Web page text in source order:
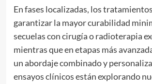
En fases localizadas, los
garantizar la mayor curabilidad
secuelas con cirugía o radioterapia
mientras que en etapas más
un abordaje combinado y
ensayos clínicos están explorando